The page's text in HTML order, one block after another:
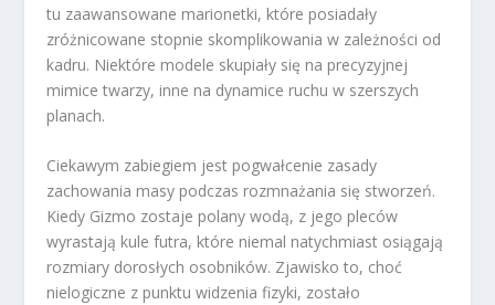
tu zaawansowane marionetki, które posiadały
zróżnicowane stopnie skomplikowania w zależności od
kadru. Niektóre modele skupiały się na precyzyjnej
mimice twarzy, inne na dynamice ruchu w szerszych
planach.
Ciekawym zabiegiem jest pogwałcenie zasady
zachowania masy podczas rozmnażania się stworzeń.
Kiedy Gizmo zostaje polany wodą, z jego pleców
wyrastają kule futra, które niemal natychmiast osiągają
rozmiary dorosłych osobników. Zjawisko to, choć
nielogiczne z punktu widzenia fizyki, zostało